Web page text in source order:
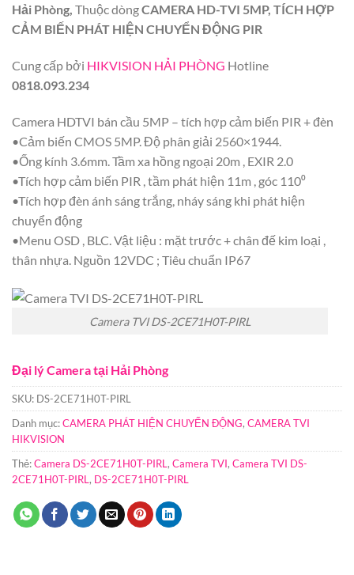
Hải Phòng, Thuộc dòngCAMERA HD-TVI 5MP, TÍCH HỢP
CẢM BIẾN PHÁT HIỆN CHUYỂN ĐỘNG PIR
Cung cấp bởi HIKVISION HẢI PHÒNG Hotline
0818.093.234
Camera HDTVI bán cầu 5MP – tích hợp cảm biến PIR + đèn
•Cảm biến CMOS 5MP. Độ phân giải 2560×1944.
•Ống kính 3.6mm. Tầm xa hồng ngoại 20m , EXIR 2.0
•Tích hợp cảm biến PIR , tầm phát hiện 11m , góc 110⁰
•Tích hợp đèn ánh sáng trắng, nháy sáng khi phát hiện
chuyển động
•Menu OSD , BLC. Vật liệu : mặt trước + chân đế kim loại ,
thân nhựa. Nguồn 12VDC ; Tiêu chuẩn IP67
Camera TVI DS-2CE71H0T-PIRL
Đại lý Camera tại Hải Phòng
SKU: DS-2CE71H0T-PIRL
Danh mục:CAMERA PHÁT HIỆN CHUYỂN ĐỘNG, CAMERA TVI
HIKVISION
Thẻ:Camera DS-2CE71H0T-PIRL, Camera TVI, Camera TVI DS-
2CE71H0T-PIRL, DS-2CE71H0T-PIRL